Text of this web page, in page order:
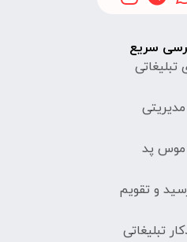
سریع
تبلیغاتی
پد
و تقویم
تبلیغاتی